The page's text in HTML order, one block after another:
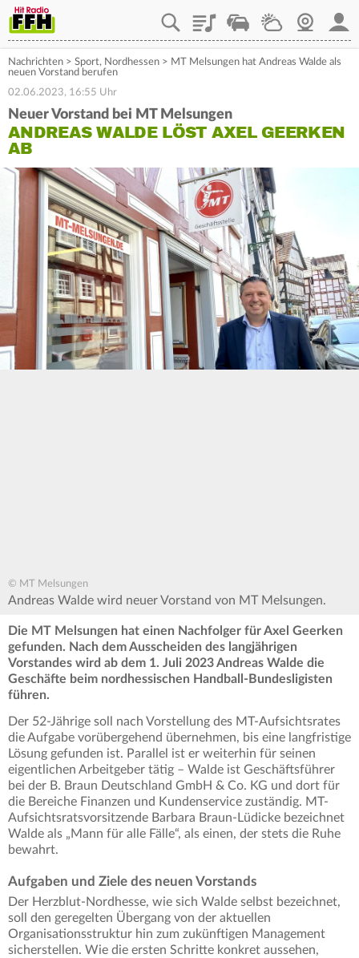
PlaylistStaupilotWetterWebcam
Nachrichten > Sport, Nordhessen > MT Melsungen hat Andreas Walde als
neuen Vorstand berufen
02.06.2023, 16:55 Uhr
Neuer Vorstand bei MT Melsungen
ANDREAS WALDE LÖST AXEL GEERKEN
AB
© MT Melsungen
Andreas Walde wird neuer Vorstand von MT Melsungen.
Die MT Melsungen hat einen Nachfolger für Axel Geerken
gefunden. Nach dem Ausscheiden des langjährigen
Vorstandes wird ab dem 1. Juli 2023 Andreas Walde die
Geschäfte beim nordhessischen Handball-Bundesligisten
führen.
Der 52-Jährige soll nach Vorstellung des MT-Aufsichtsrates
die Aufgabe vorübergehend übernehmen, bis eine langfristige
Lösung gefunden ist. Parallel ist er weiterhin für seinen
eigentlichen Arbeitgeber tätig – Walde ist Geschäftsführer
bei der B. Braun Deutschland GmbH & Co. KG und dort für
die Bereiche Finanzen und Kundenservice zuständig. MT-
Aufsichtsratsvorsitzende Barbara Braun-Lüdicke bezeichnet
Walde als „Mann für alle Fälle“, als einen, der stets die Ruhe
bewahrt.
Aufgaben und Ziele des neuen Vorstands
Der Herzblut-Nordhesse, wie sich Walde selbst bezeichnet,
soll den geregelten Übergang von der aktuellen
Organisationsstruktur hin zum zukünftigen Management
sicherstellen. Wie die ersten Schritte konkret aussehen,